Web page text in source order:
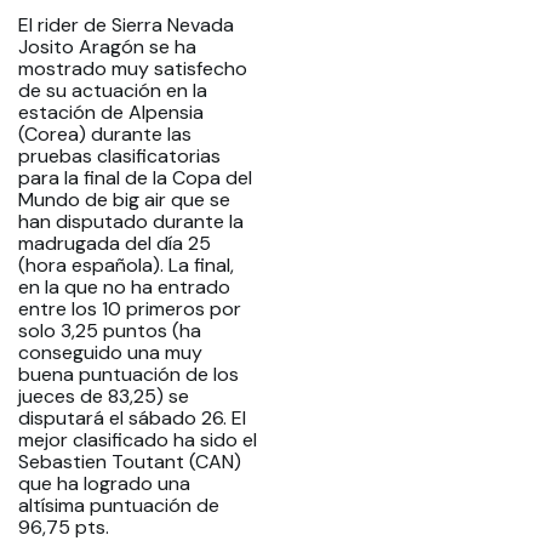
El rider de Sierra Nevada
Josito Aragón se ha
mostrado muy satisfecho
de su actuación en la
estación de Alpensia
(Corea) durante las
pruebas clasificatorias
para la final de la Copa del
Mundo de big air que se
han disputado durante la
madrugada del día 25
(hora española). La final,
en la que no ha entrado
entre los 10 primeros por
solo 3,25 puntos (ha
conseguido una muy
buena puntuación de los
jueces de 83,25) se
disputará el sábado 26. El
mejor clasificado ha sido el
Sebastien Toutant (CAN)
que ha logrado una
altísima puntuación de
96,75 pts.